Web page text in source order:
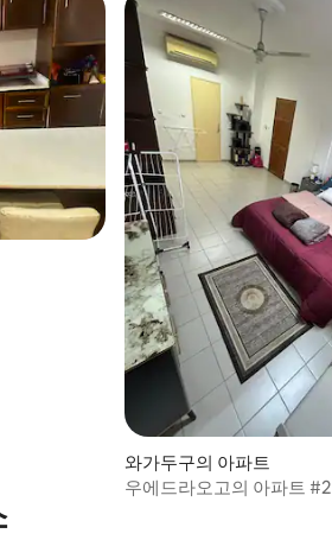
와가두구의 아파트
우에드라오고의 아파트 #2